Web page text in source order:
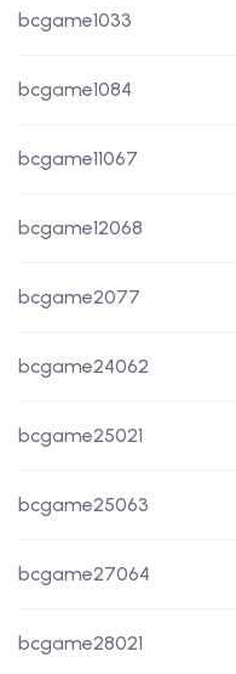
bcgame1033
bcgame1084
bcgame11067
bcgame12068
bcgame2077
bcgame24062
bcgame25021
bcgame25063
bcgame27064
bcgame28021